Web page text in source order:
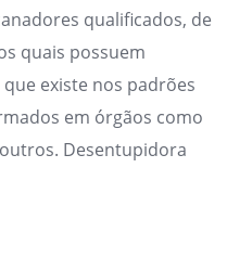
qualificados, de
quais possuem
existe nos padrões
em órgãos como
outros. Desentupidora